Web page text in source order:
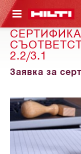
2.2/3.1
Заявка за